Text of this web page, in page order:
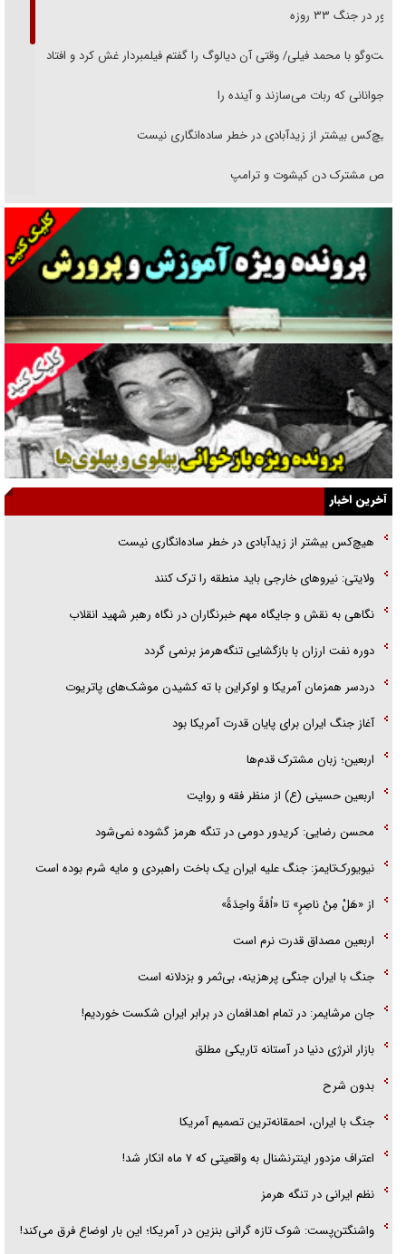
حضور در جنگ ۳۳ روزه
گفت‌وگو با محمد فیلی/ وقتی آن دیالوگ را گفتم فیلمبردار غش کرد و افتاد
نوجوانانی که ربات می‌سازند و آینده را
هیچ‌کس بیشتر از زیدآبادی در خطر ساده‌انگاری نیست
رقص مشترک دن کیشوت و ترامپ
دنده دولت به واگذاری مسئله‌دار ایران‌خودرو/ خصوصی‌سازی یا انحصار؟
غریزه‌ی بقا و آقای باقی و رفقا
جراحی‌های زیبایی با مدرک فوق‌دیپلم! + گفت‌وگو با متهم
گفت‌وگو با همسر یکی از شهدای جنگ رمضان/ پیکر بی‌سر شهید را از
انگشت‌های پا شناسایی کردیم
نسلی که آنلاین الگو می‌گیرد
گفت‌وگو با آیت‌الله جاودان/ جفای مخالفان مکانت معنوی رهبر شهید را
ارتقا می‌داد
راننده مست به قانون می‌خندد
همه آقای دوربینی شده‌ایم!
قصه ناتمام سرویس مدارس
آیا مقاومت فلسطین خلع‌سلاح می‌شود؟
آخرین اخبار
هیچ‌کس بیشتر از زیدآبادی در خطر ساده‌انگاری نیست
ولایتی: نیرو‌های خارجی باید منطقه را ترک کنند
نگاهی به نقش و جایگاه مهم خبرنگاران در نگاه رهبر شهید انقلاب
دوره نفت ارزان با بازگشایی تنگه‌هرمز برنمی گردد
دردسر همزمان آمریکا و اوکراین با ته کشیدن موشک‌های پاتریوت
آغاز جنگ ایران برای پایان قدرت آمریکا بود
اربعین؛ زبان مشترک قدم‌ها
اربعین حسینی (ع) از منظر فقه و روایت
محسن رضایی: کریدور دومی در تنگه هرمز گشوده نمی‌شود
نیویورک‌تایمز: جنگ علیه ایران یک باخت راهبردی و مایه شرم بوده است
از «هَلْ مِنْ ناصِرٍ» تا «اُمَّةً واحِدَةً»
اربعین مصداق قدرت نرم است
جنگ با ایران جنگی پرهزینه، بی‌ثمر و بزدلانه است
جان مرشایمر: در تمام اهدافمان در برابر ایران شکست خوردیم!
بازار انرژی دنیا در آستانه تاریکی مطلق
بدون شرح
جنگ با ایران، احمقانه‌ترین تصمیم آمریکا
اعتراف مزدور اینترنشنال به واقعیتی که ۷ ماه انکار شد!
نظم ایرانی در تنگه هرمز
واشنگتن‌پست: شوک تازه گرانی بنزین در آمریکا؛ این بار اوضاع فرق می‌کند!